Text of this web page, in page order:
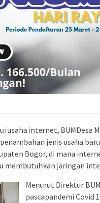
usaha internet, BUMDesa
jenis usaha
Bogor, di mana
membutuhkan jaringan
Menurut Direktur
pascapandemi Covid